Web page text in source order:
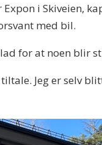
i Skiveien,
med bil.
for at noen blir
Jeg er selv